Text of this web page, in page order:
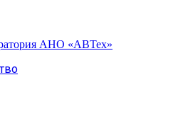
АНО «АВТех»